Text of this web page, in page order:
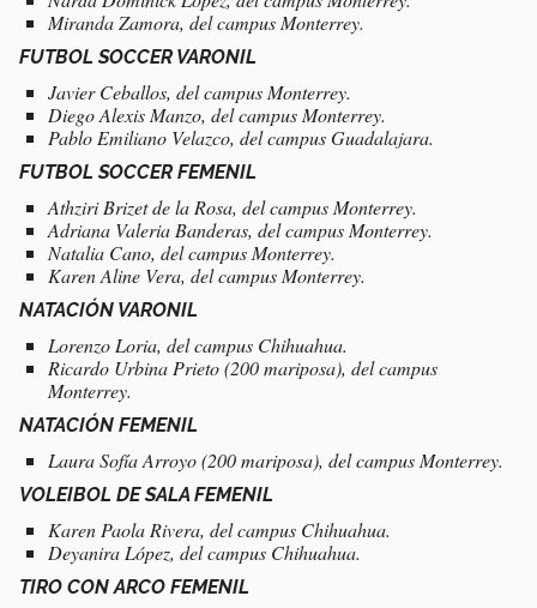
Miranda Zamora, del campus Monterrey.
FUTBOL SOCCER VARONIL
Javier Ceballos, del campus Monterrey.
Diego Alexis Manzo, del campus Monterrey.
Pablo Emiliano Velazco, del campus Guadalajara.
FUTBOL SOCCER FEMENIL
Athziri Brizet de la Rosa, del campus Monterrey.
Adriana Valeria Banderas, del campus Monterrey.
Natalia Cano, del campus Monterrey.
Karen Aline Vera, del campus Monterrey.
NATACIÓN VARONIL
Lorenzo Loria, del campus Chihuahua.
Ricardo Urbina Prieto (200 mariposa), del campus
Monterrey.
NATACIÓN FEMENIL
Laura Sofía Arroyo (200 mariposa), del campus Monterrey.
VOLEIBOL DE SALA FEMENIL
Karen Paola Rivera, del campus Chihuahua.
Deyanira López, del campus Chihuahua.
TIRO CON ARCO FEMENIL